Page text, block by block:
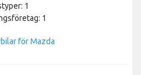
1
1
för Mazda